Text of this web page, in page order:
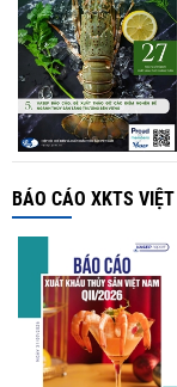
BÁO CÁO XKTS